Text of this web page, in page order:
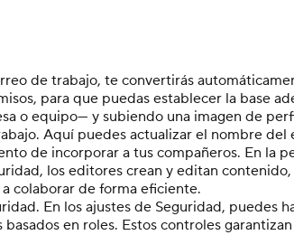
de trabajo, te convertirás
para que puedas establecer la base
o equipo— y subiendo una imagen de
Aquí puedes actualizar el nombre
de incorporar a tus compañeros. En
los editores crean y editan
colaborar de forma eficiente.
En los ajustes de Seguridad,
en roles. Estos controles